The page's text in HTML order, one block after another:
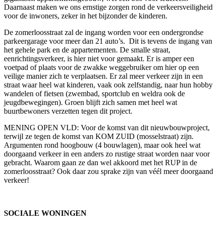
Daarnaast maken we ons ernstige zorgen rond de verkeersveiligheid
voor de inwoners, zeker in het bijzonder de kinderen.
De zomerloosstraat zal de ingang worden voor een ondergrondse
parkeergarage voor meer dan 21 auto’s. Dit is tevens de ingang van
het gehele park en de appartementen. De smalle straat,
eenrichtingsverkeer, is hier niet voor gemaakt. Er is amper een
voetpad of plaats voor de zwakke weggebruiker om hier op een
veilige manier zich te verplaatsen. Er zal meer verkeer zijn in een
straat waar heel wat kinderen, vaak ook zelfstandig, naar hun hobby
wandelen of fietsen (zwembad, sportclub en weldra ook de
jeugdbewegingen). Groen blijft zich samen met heel wat
buurtbewoners verzetten tegen dit project.
MENING OPEN VLD: Voor de komst van dit nieuwbouwproject,
terwijl ze tegen de komst van KOM ZUID (mosselstraat) zijn.
Argumenten rond hoogbouw (4 bouwlagen), maar ook heel wat
doorgaand verkeer in een anders zo rustige straat worden naar voor
gebracht. Waarom gaan ze dan wel akkoord met het RUP in de
zomerloosstraat? Ook daar zou sprake zijn van véél meer doorgaand
verkeer!
SOCIALE WONINGEN